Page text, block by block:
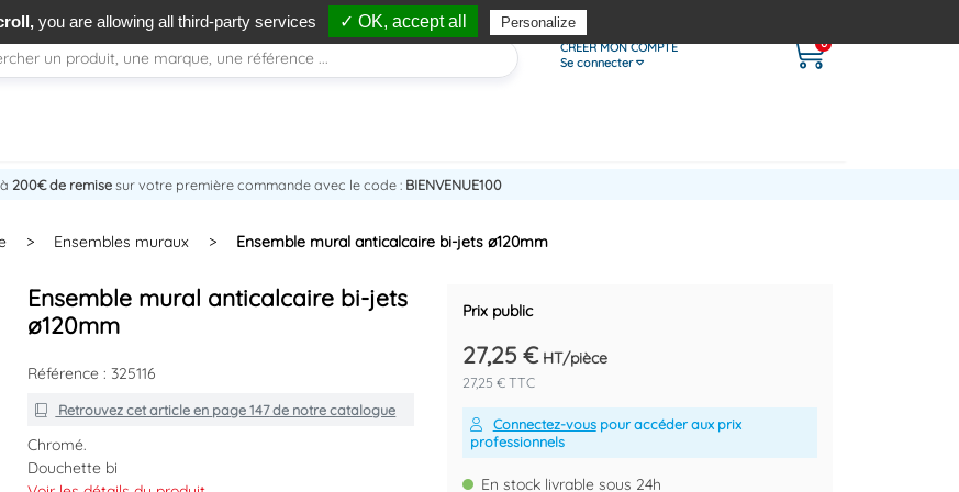
CRÉER MON COMPTE
Se connecter
0
200€ de remisesur votre première commande avec le code : BIENVENUE100
> Ensembles muraux > Ensemble mural anticalcaire bi-jets ø120mm
Ensemble mural anticalcaire bi-jets
ø120mm
Référence : 325116
Retrouvez cet article en page 147de notre catalogue
Chromé.
Douchette bi
Prix public
27,25 €HT/pièce
27,25 € TTC
Connectez-vouspour accéder aux prix
professionnels
En stock livrable sous 24h
you are allowing all third-party services ✓ OK, accept all Personalize